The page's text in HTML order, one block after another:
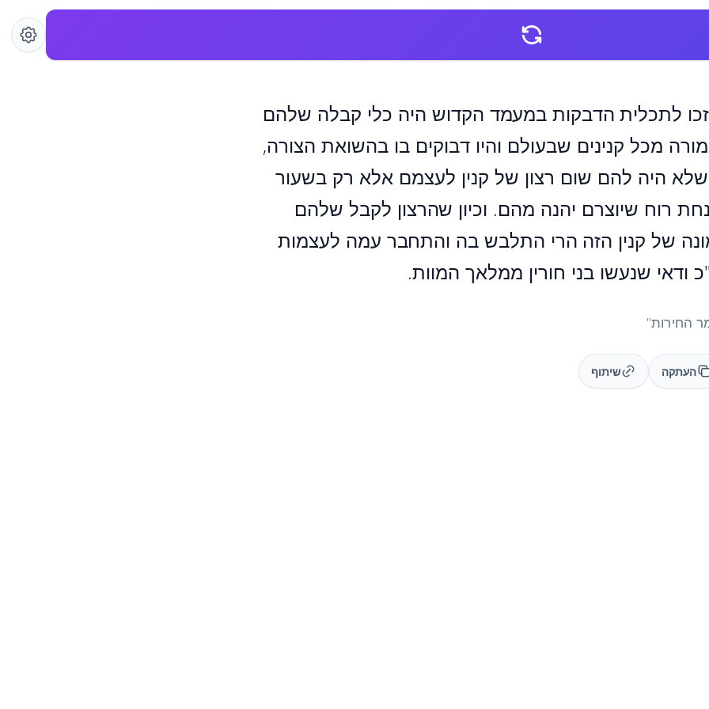
לתכלית הדבקות במעמד הקדוש היה כלי קבלה שלהם
מכל קנינים שבעולם והיו דבוקים בו בהשואת הצורה,
היה להם שום רצון של קנין לעצמם אלא רק בשעור
רוח שיוצרם יהנה מהם. וכיון שהרצון לקבל שלהם
של קנין הזה הרי התלבש בה והתחבר עמה לעצמות
שנעשו בני חורין ממלאך המוות.
החירות"
העתקה שיתוף